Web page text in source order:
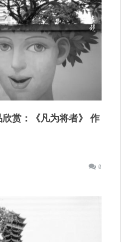
赏：《凡为将者》 作
0